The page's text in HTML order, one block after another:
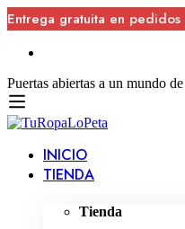
Entrega gratuita en
Puertas abiertas a un mundo
INICIO
TIENDA
Tienda